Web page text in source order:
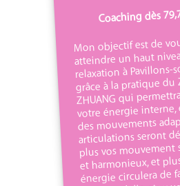
Coaching dès
Mon objectif est de
atteindre un haut
relaxation à Pavillons-
grâce à la pratique du
ZHUANG qui
votre énergie
des mouvements
articulations seront
plus vos
et harmonieux, et
énergie circulera de